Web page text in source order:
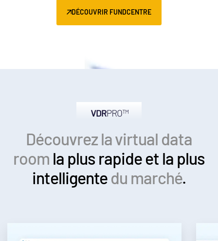
DÉCOUVRIR FUNDCENTRE
Découvrez la virtual data
room la plus rapideet la plus
intelligentedu marché.